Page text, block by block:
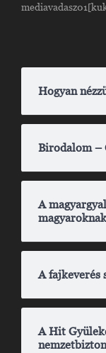
Hogyan
Birodalom –
A
A fajkeverés
A Hit